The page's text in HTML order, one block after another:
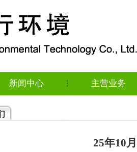
新闻中心 主营业务
25年10